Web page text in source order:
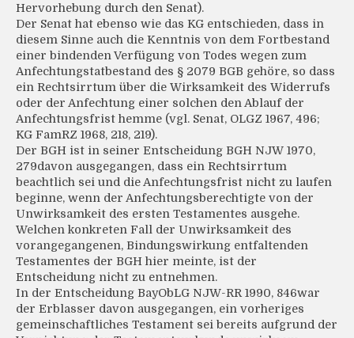
Hervorhebung durch den Senat).
Der Senat hat ebenso wie das KG entschieden, dass in
diesem Sinne auch die Kenntnis von dem Fortbestand
einer bindenden Verfügung von Todes wegen zum
Anfechtungstatbestand des § 2079 BGB gehöre, so dass
ein Rechtsirrtum über die Wirksamkeit des Widerrufs
oder der Anfechtung einer solchen den Ablauf der
Anfechtungsfrist hemme (vgl. Senat, OLGZ 1967, 496;
KG FamRZ 1968, 218, 219).
Der BGH ist in seiner Entscheidung BGH NJW 1970,
279davon ausgegangen, dass ein Rechtsirrtum
beachtlich sei und die Anfechtungsfrist nicht zu laufen
beginne, wenn der Anfechtungsberechtigte von der
Unwirksamkeit des ersten Testamentes ausgehe.
Welchen konkreten Fall der Unwirksamkeit des
vorangegangenen, Bindungswirkung entfaltenden
Testamentes der BGH hier meinte, ist der
Entscheidung nicht zu entnehmen.
In der Entscheidung BayObLG NJW-RR 1990, 846war
der Erblasser davon ausgegangen, ein vorheriges
gemeinschaftliches Testament sei bereits aufgrund der